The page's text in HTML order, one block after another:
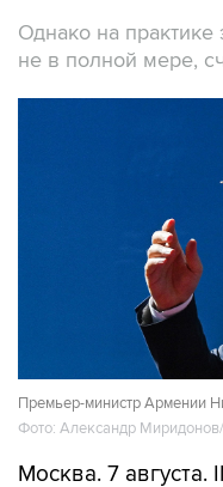
Однако на
не в полной мере,
Премьер-министр Армении
Фото: Александр
Москва. 7 августа.